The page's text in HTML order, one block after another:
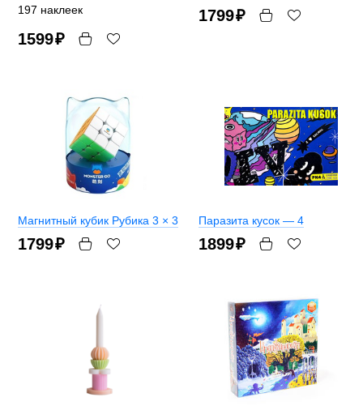
197 наклеек
1599₽
1799₽
Магнитный кубик Рубика 3 × 3
1799₽
Паразита кусок — 4
1899₽